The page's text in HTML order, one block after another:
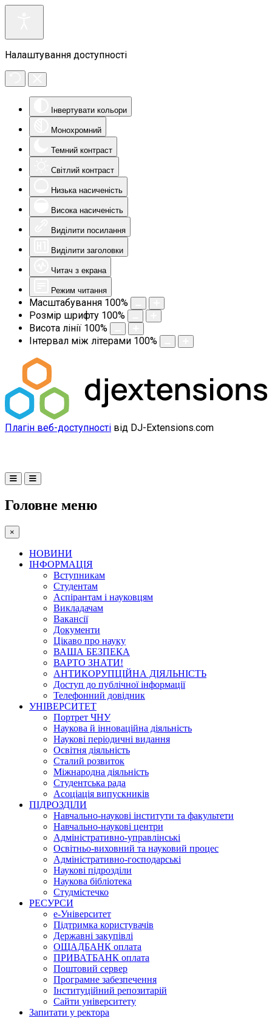
Налаштування доступності
Інвертувати кольори
Монохромний
Темний контраст
Світлий контраст
Низька насиченість
Висока насиченість
Виділити посилання
Виділити заголовки
Читач з екрана
Режим читання
Масштабування 100%
Розмір шрифту 100%
Висота лінії 100%
Інтервал між літерами 100%
Плагін веб-доступності від DJ-Extensions.com
Головне меню
×
НОВИНИ
ІНФОРМАЦІЯ
Вступникам
Студентам
Аспірантам і науковцям
Викладачам
Вакансії
Документи
Цікаво про науку
ВАША БЕЗПЕКА
ВАРТО ЗНАТИ!
АНТИКОРУПЦІЙНА ДІЯЛЬНІСТЬ
Доступ до публічної інформації
Телефонний довідник
УНІВЕРСИТЕТ
Портрет ЧНУ
Наукова й інноваційна діяльність
Наукові періодичні видання
Освітня діяльність
Сталий розвиток
Міжнародна діяльність
Студентська рада
Асоціація випускників
ПІДРОЗДІЛИ
Навчально-наукові інститути та факультети
Навчально-наукові центри
Адміністративно-управлінські
Освітньо-виховний та науковий процес
Адміністративно-господарські
Наукові підрозділи
Наукова бібліотека
Студмістечко
РЕСУРСИ
е-Університет
Підтримка користувачів
Державні закупівлі
ОЩАДБАНК оплата
ПРИВАТБАНК оплата
Поштовий сервер
Програмне забезпечення
Інституційний репозитарій
Сайти університету
Запитати у ректора